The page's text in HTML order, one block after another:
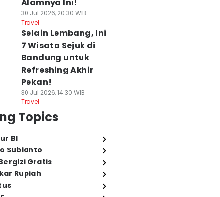
Alamnya Ini!
30 Jul 2026, 20:30 WIB
Travel
Selain Lembang, Ini
7 Wisata Sejuk di
Bandung untuk
Refreshing Akhir
Pekan!
30 Jul 2026, 14:30 WIB
Travel
Topics
BI
Subianto
Gratis
Rupiah